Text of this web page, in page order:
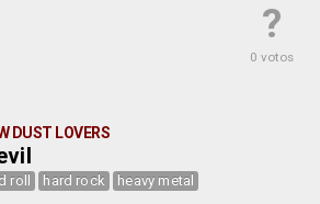
?
0 votos
DUST LOVERS
roll hard rock heavy metal